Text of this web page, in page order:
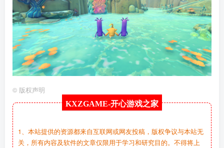
© 版权声明
KXZGAME-开心游戏之家
1、本站提供的资源都来自互联网或网友投稿，版权争议与本站无
关，所有内容及软件的文章仅限用于学习和研究目的。不得将上